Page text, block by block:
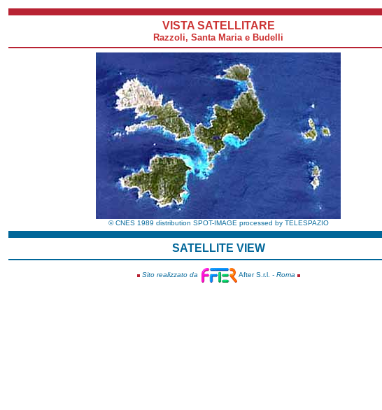
VISTA SATELLITARE
Razzoli, Santa Maria e Budelli
© CNES 1989 distribution SPOT-IMAGE processed by TELESPAZIO
SATELLITE VIEW
Sito realizzato da After S.r.l. - Roma